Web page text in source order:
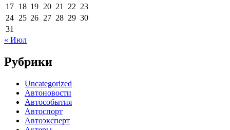
17 18 19 20 21 22 23
24 25 26 27 28 29 30
31
« Июл
Рубрики
Uncategorized
Автоновости
Автособытия
Автоспорт
Автоэксперт